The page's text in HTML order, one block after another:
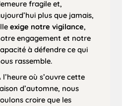
fragile et,
plus que jamais,
exige notre vigilance,
engagement et notre
à défendre ce qui
rassemble.
l’heure où s’ouvre cette
d’automne, nous
croire que les